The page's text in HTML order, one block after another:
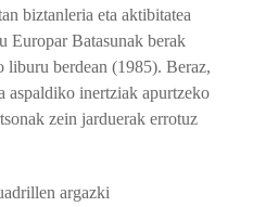
biztanleria eta aktibitatea
Europar Batasunak berak
berdean (1985). Beraz,
aspaldiko inertziak apurtzeko
zein jarduerak errotuz
argazki